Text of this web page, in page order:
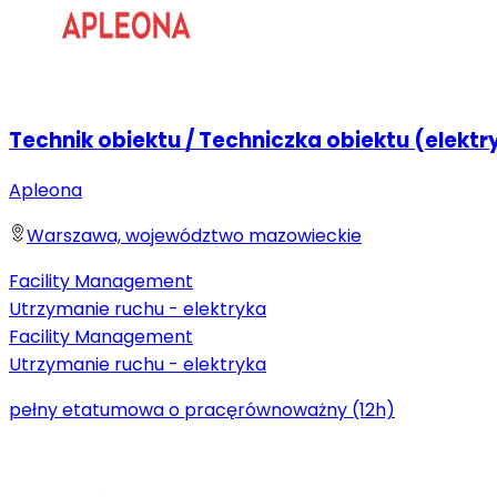
Technik obiektu / Techniczka obiektu
Apleona
Warszawa, województwo mazowieckie
Facility Management
Utrzymanie ruchu - elektryka
Facility Management
Utrzymanie ruchu - elektryka
pełny etatumowa o pracęrównoważny (12h)